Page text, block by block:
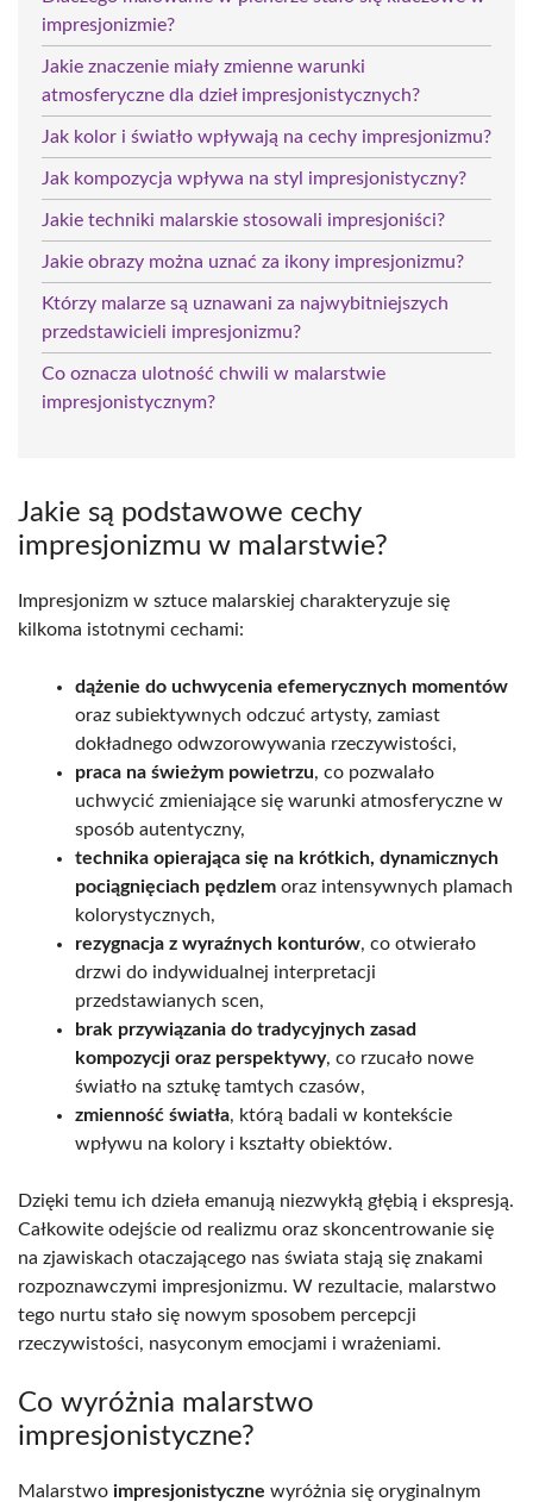
impresjonizmie?
Jakie znaczenie miały zmienne warunki
atmosferyczne dla dzieł impresjonistycznych?
Jak kolor i światło wpływają na cechy impresjonizmu?
Jak kompozycja wpływa na styl impresjonistyczny?
Jakie techniki malarskie stosowali impresjoniści?
Jakie obrazy można uznać za ikony impresjonizmu?
Którzy malarze są uznawani za najwybitniejszych
przedstawicieli impresjonizmu?
Co oznacza ulotność chwili w malarstwie
impresjonistycznym?
Jakie są podstawowe cechy
impresjonizmu w malarstwie?
Impresjonizm w sztuce malarskiej charakteryzuje się
kilkoma istotnymi cechami:
dążenie do uchwycenia efemerycznych momentów
oraz subiektywnych odczuć artysty, zamiast
dokładnego odwzorowywania rzeczywistości,
praca na świeżym powietrzu, co pozwalało
uchwycić zmieniające się warunki atmosferyczne w
sposób autentyczny,
technika opierająca się na krótkich, dynamicznych
pociągnięciach pędzlem oraz intensywnych plamach
kolorystycznych,
rezygnacja z wyraźnych konturów, co otwierało
drzwi do indywidualnej interpretacji
przedstawianych scen,
brak przywiązania do tradycyjnych zasad
kompozycji oraz perspektywy, co rzucało nowe
światło na sztukę tamtych czasów,
zmienność światła, którą badali w kontekście
wpływu na kolory i kształty obiektów.
Dzięki temu ich dzieła emanują niezwykłą głębią i ekspresją.
Całkowite odejście od realizmu oraz skoncentrowanie się
na zjawiskach otaczającego nas świata stają się znakami
rozpoznawczymi impresjonizmu. W rezultacie, malarstwo
tego nurtu stało się nowym sposobem percepcji
rzeczywistości, nasyconym emocjami i wrażeniami.
Co wyróżnia malarstwo
impresjonistyczne?
Malarstwo impresjonistyczne wyróżnia się oryginalnym